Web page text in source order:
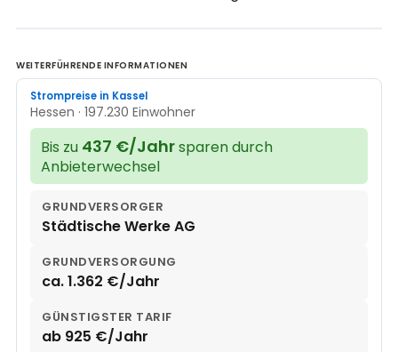
WEITERFÜHRENDE INFORMATIONEN
Strompreise in Kassel
Hessen · 197.230 Einwohner
Bis zu 437 €/Jahrsparen durch
Anbieterwechsel
GRUNDVERSORGER
Städtische Werke AG
GRUNDVERSORGUNG
ca. 1.362 €/Jahr
GÜNSTIGSTER TARIF
ab 925 €/Jahr